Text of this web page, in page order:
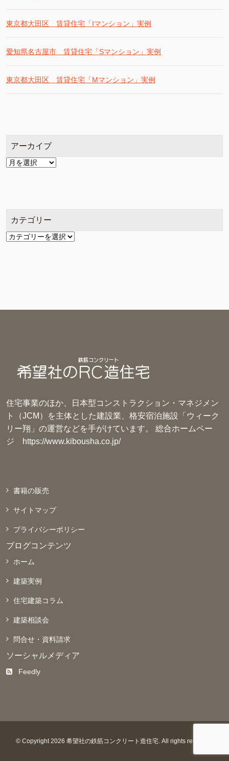
東京都大田区 賃貸住宅「Iマンション」実例
愛知県名古屋市 賃貸住宅「Sマンション」実例
東京都大田区 賃貸住宅「Mマンション」実例
アーカイブ
ア
カテゴリー
カ
住宅事業のほか、日本型コンストラクション・マネジメン
ト（JCM）を主体とした建設業、格安宿泊施設「ウィーク
リー翔」の運営などを手がけています。 総合ホームペー
ジ
https://www.kibousha.co.jp/
書籍の販売
サイトマップ
プライバシーポリシー
ブログコンテンツ
ホーム
建築実例
住宅建築コラム
建築相談会
問合せ・資料請求
ソーシャルメディア
Feedly
© Copyright 2026 希望社の鉄筋コンクリート造住宅. All rights reserved.